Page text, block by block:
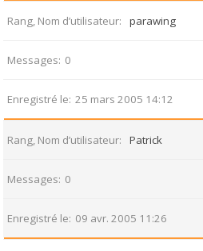
Rang, Nom d’utilisateur parawing
Messages 0
Enregistré le 25 mars 2005 14:12
Rang, Nom d’utilisateur Patrick
Messages 0
Enregistré le 09 avr. 2005 11:26